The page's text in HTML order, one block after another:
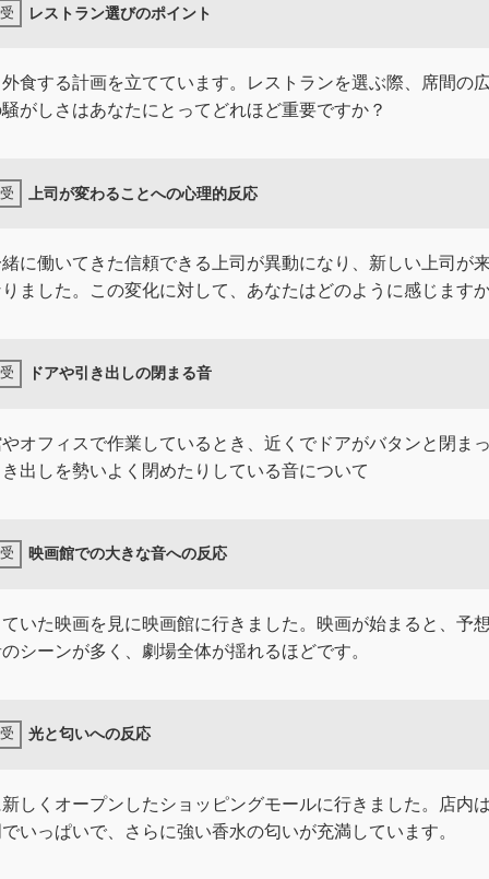
レストラン選びのポイント
食する計画を立てています。レストランを選ぶ際、席間の
がしさはあなたにとってどれほど重要ですか？
上司が変わることへの心理的反応
に働いてきた信頼できる上司が異動になり、新しい上司が
ました。この変化に対して、あなたはどのように感じます
ドアや引き出しの閉まる音
オフィスで作業しているとき、近くでドアがバタンと閉ま
出しを勢いよく閉めたりしている音について
映画館での大きな音への反応
いた映画を見に映画館に行きました。映画が始まると、予
シーンが多く、劇場全体が揺れるほどです。
光と匂いへの反応
しくオープンしたショッピングモールに行きました。店内
いっぱいで、さらに強い香水の匂いが充満しています。